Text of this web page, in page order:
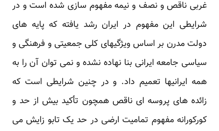
غربی ناقص و نصف و نیمه مفهوم سازی شده است و در
شرایطی این مفهوم در ایران رشد یافته که پایه های
دولت مدرن بر اساس ویژگیهای کلی جمعیتی و فرهنگی و
سیاسی جامعه ایرانی بنا نهاده نشده و نمی توان آن را به
همه ایرانیها تعمیم داد. و در چنین شرایطی است که
زائده های پروسه ای ناقص همچون تأکید بیش از حد و
کورکورانه مفهوم تمامیت ارضی در حد یک تابو زایش می